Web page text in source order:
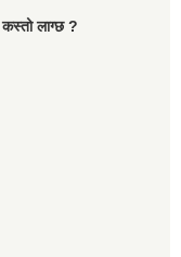
कस्तो लाग्छ ?